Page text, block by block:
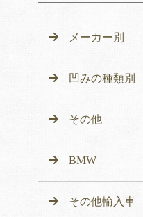
メーカー別
凹みの種類別
その他
BMW
その他輸入車